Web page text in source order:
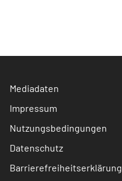
Mediadaten
Impressum
Nutzungsbedingungen
Datenschutz
Barrierefreiheitserklärung